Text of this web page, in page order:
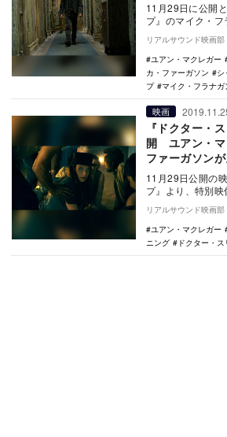
11月29日に公開
プ』のマイク・
マクレガーが、
ックホテ…
リアルサウンド映画部
ユアン・マクレガー
カ・ファーガソン
シ
プ
マイク・フラナガ
映画
『ドクター・
開 ユアン・マ
ファーガソン
11月29日公開の
プ』より、特別
は、スタンリー
『シャイニ…
リアルサウンド映画部
ユアン・マクレガー
ニング
ドクター・ス